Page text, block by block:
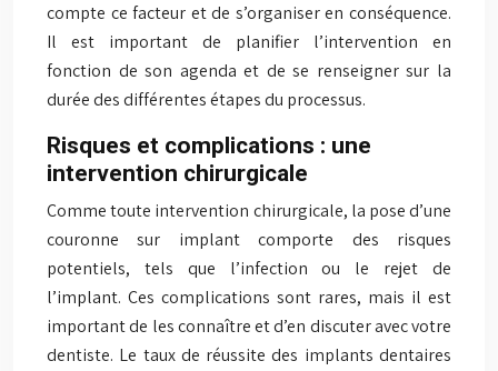
compte ce facteur et de s’organiser en conséquence.
Il est important de planifier l’intervention en
fonction de son agenda et de se renseigner sur la
durée des différentes étapes du processus.
Risques et complications : une
intervention chirurgicale
Comme toute intervention chirurgicale, la pose d’une
couronne sur implant comporte des risques
potentiels, tels que l’infection ou le rejet de
l’implant. Ces complications sont rares, mais il est
important de les connaître et d’en discuter avec votre
dentiste. Le taux de réussite des implants dentaires